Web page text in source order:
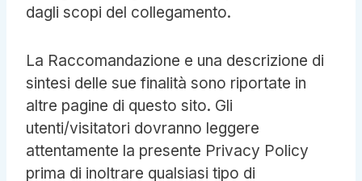
dagli scopi del collegamento.
La Raccomandazione e una descrizione di
sintesi delle sue finalità sono riportate in
altre pagine di questo sito. Gli
utenti/visitatori dovranno leggere
attentamente la presente Privacy Policy
prima di inoltrare qualsiasi tipo di